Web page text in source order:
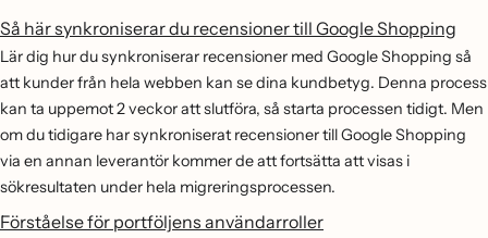
Så här synkroniserar du recensioner till Google Shopping
Lär dig hur du synkroniserar recensioner med Google Shopping så
att kunder från hela webben kan se dina kundbetyg. Denna process
kan ta uppemot 2 veckor att slutföra, så starta processen tidigt. Men
om du tidigare har synkroniserat recensioner till Google Shopping
via en annan leverantör kommer de att fortsätta att visas i
sökresultaten under hela migreringsprocessen.
Förståelse för portföljens användarroller